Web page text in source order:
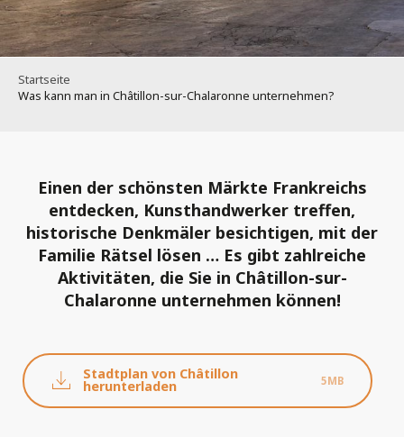
Startseite
Was kann man in Châtillon-sur-Chalaronne unternehmen?
Einen der schönsten Märkte Frankreichs
entdecken, Kunsthandwerker treffen,
historische Denkmäler besichtigen, mit der
Familie Rätsel lösen … Es gibt zahlreiche
Aktivitäten, die Sie in Châtillon-sur-
Chalaronne unternehmen können!
Stadtplan von Châtillon
herunterladen 5MB